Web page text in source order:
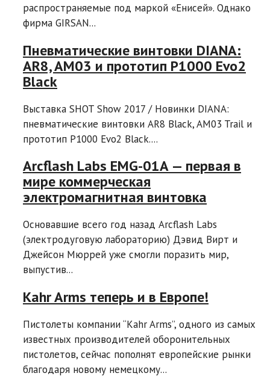
распространяемые под маркой «Енисей». Однако
фирма GIRSAN...
Пневматические винтовки DIANA:
AR8, AM03 и прототип P1000 Evo2
Black
Выставка SHOT Show 2017 / Новинки DIANA:
пневматические винтовки AR8 Black, AM03 Trail и
прототип P1000 Evo2 Black....
Arcflash Labs EMG-01A — первая в
мире коммерческая
электромагнитная винтовка
Основавшие всего год назад Arcflash Labs
(электродуговую лабораторию) Дэвид Вирт и
Джейсон Мюррей уже смогли поразить мир,
выпустив...
Kahr Arms теперь и в Европе!
Пистолеты компании “Kahr Arms”, одного из самых
известных производителей оборонительных
пистолетов, сейчас пополнят европейские рынки
благодаря новому немецкому...